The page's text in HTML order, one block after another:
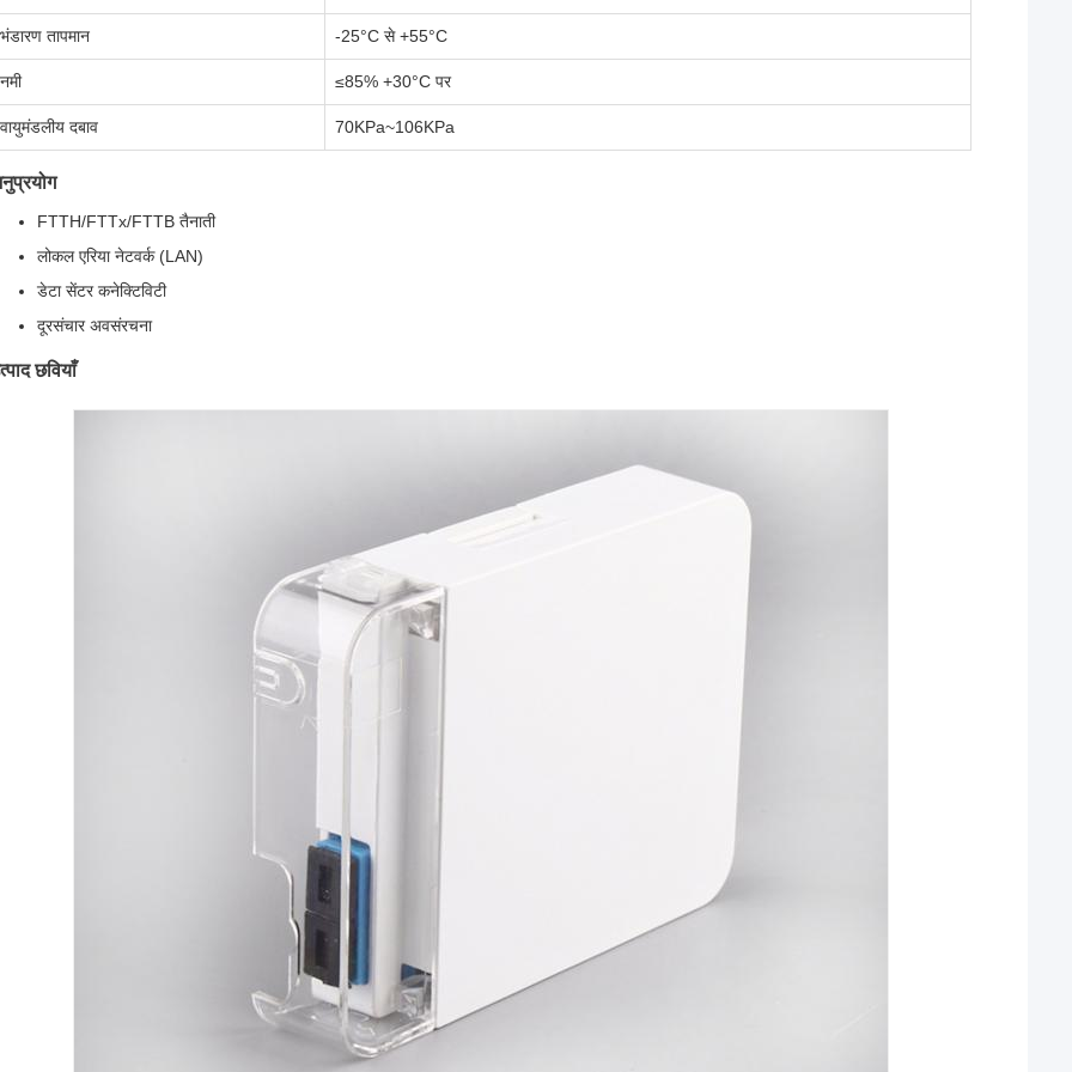
भंडारण तापमान -25°C से +55°C
नमी ≤85% +30°C पर
वायुमंडलीय दबाव 70KPa~106KPa
FTTH/FTTx/FTTB तैनाती
लोकल एरिया नेटवर्क (LAN)
डेटा सेंटर कनेक्टिविटी
दूरसंचार अवसंरचना
छवियाँ